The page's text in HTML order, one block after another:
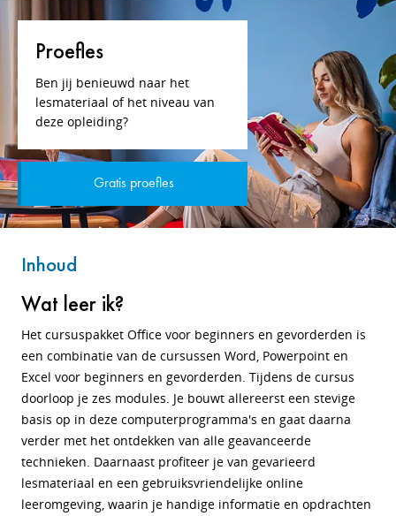
Proefles
Ben jij benieuwd naar het
lesmateriaal of het niveau van
deze opleiding?
Gratis proefles
Inhoud
Wat leer ik?
Het cursuspakket Office voor beginners en gevorderden is
een combinatie van de cursussen Word, Powerpoint en
Excel voor beginners en gevorderden. Tijdens de cursus
doorloop je zes modules. Je bouwt allereerst een stevige
basis op in deze computerprogramma's en gaat daarna
verder met het ontdekken van alle geavanceerde
technieken. Daarnaast profiteer je van gevarieerd
lesmateriaal en een gebruiksvriendelijke online
leeromgeving, waarin je handige informatie en opdrachten